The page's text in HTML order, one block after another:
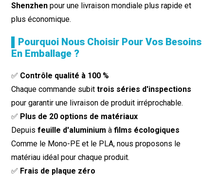
Shenzhenpour une livraison mondiale plus rapide et
plus économique.
▌Pourquoi Nous Choisir Pour Vos Besoins
En Emballage ?
✅ Contrôle qualité à 100 %
Chaque commande subit trois séries d'inspections
pour garantir une livraison de produit irréprochable.
✅ Plus de 20 options de matériaux
Depuis feuille d'aluminium à films écologiques
Comme le Mono-PE et le PLA, nous proposons le
matériau idéal pour chaque produit.
✅ Frais de plaque zéro